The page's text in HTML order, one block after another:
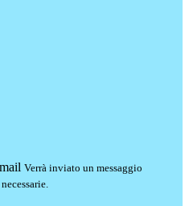
Verrà inviato un messaggio